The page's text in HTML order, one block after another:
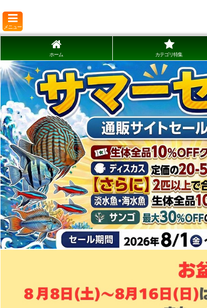
メニュー
ホーム カテゴリ特集